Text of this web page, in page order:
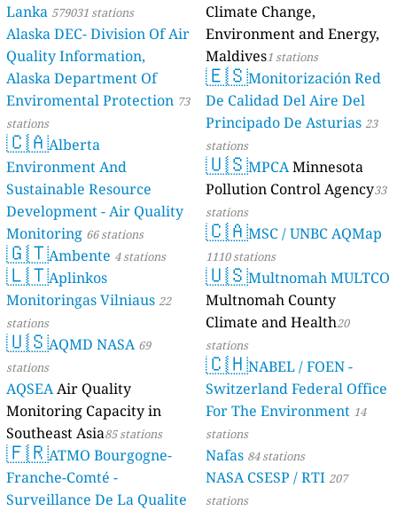
Lanka 579031 stations
Alaska DEC- Division Of Air
Quality Information,
Alaska Department Of
Enviromental Protection 73
stations
🇨🇦Alberta
Environment And
Sustainable Resource
Development - Air Quality
Monitoring 66 stations
🇬🇹Ambente 4 stations
🇱🇹Aplinkos
Monitoringas Vilniaus 22
stations
🇺🇸AQMD NASA 69
stations
AQSEAAir Quality
Monitoring Capacity in
Southeast Asia85 stations
🇫🇷ATMO Bourgogne-
Franche-Comté -
Surveillance De La Qualite
Climate Change,
Environment and Energy,
Maldives1 stations
🇪🇸Monitorización Red
De Calidad Del Aire Del
Principado De Asturias 23
stations
🇺🇸MPCAMinnesota
Pollution Control Agency33
stations
🇨🇦MSC / UNBC AQMap
1110 stations
🇺🇸Multnomah MULTCO
Multnomah County
Climate and Health20
stations
🇨🇭NABEL / FOEN -
Switzerland Federal Office
For The Environment 14
stations
Nafas 84 stations
NASA CSESP / RTI 207
stations